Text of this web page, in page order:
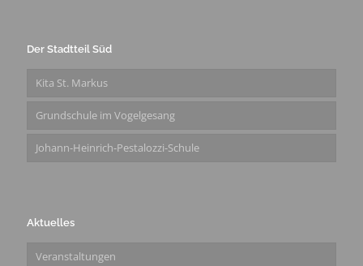
Der Stadtteil Süd
Kita St. Markus
Grundschule im Vogelgesang
Johann-Heinrich-Pestalozzi-Schule
Aktuelles
Veranstaltungen